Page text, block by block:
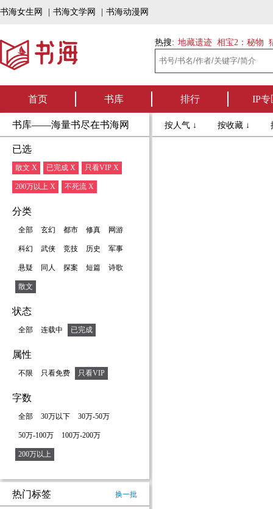
书海女生网 书海文学网 书海动漫网
热搜: 地藏遗迹 相宝2：秘物
首页 书库 排行 IP专
书库——海量书尽在书海网
已选
散文 X 已完成 X 只看VIP X
200万以上 X 不死流 X
分类
全部 玄幻 都市 修真 网游
科幻 武侠 竞技 历史 军事
悬疑 同人 探案 短篇 诗歌
散文
状态
全部 连载中 已完成
属性
不限 只看免费 只看VIP
字数
全部 30万以下 30万-50万
50万-100万 100万-200万
200万以上
热门标签 换一批
按人气 ↓ 按收藏 ↓